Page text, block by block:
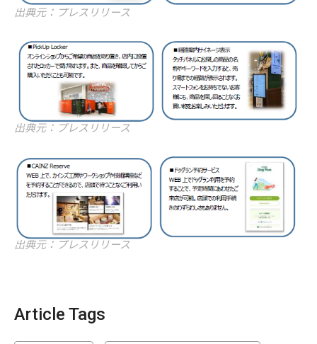
出典元：プレスリリース
出典元：プレスリリース
出典元：プレスリリース
Article Tags